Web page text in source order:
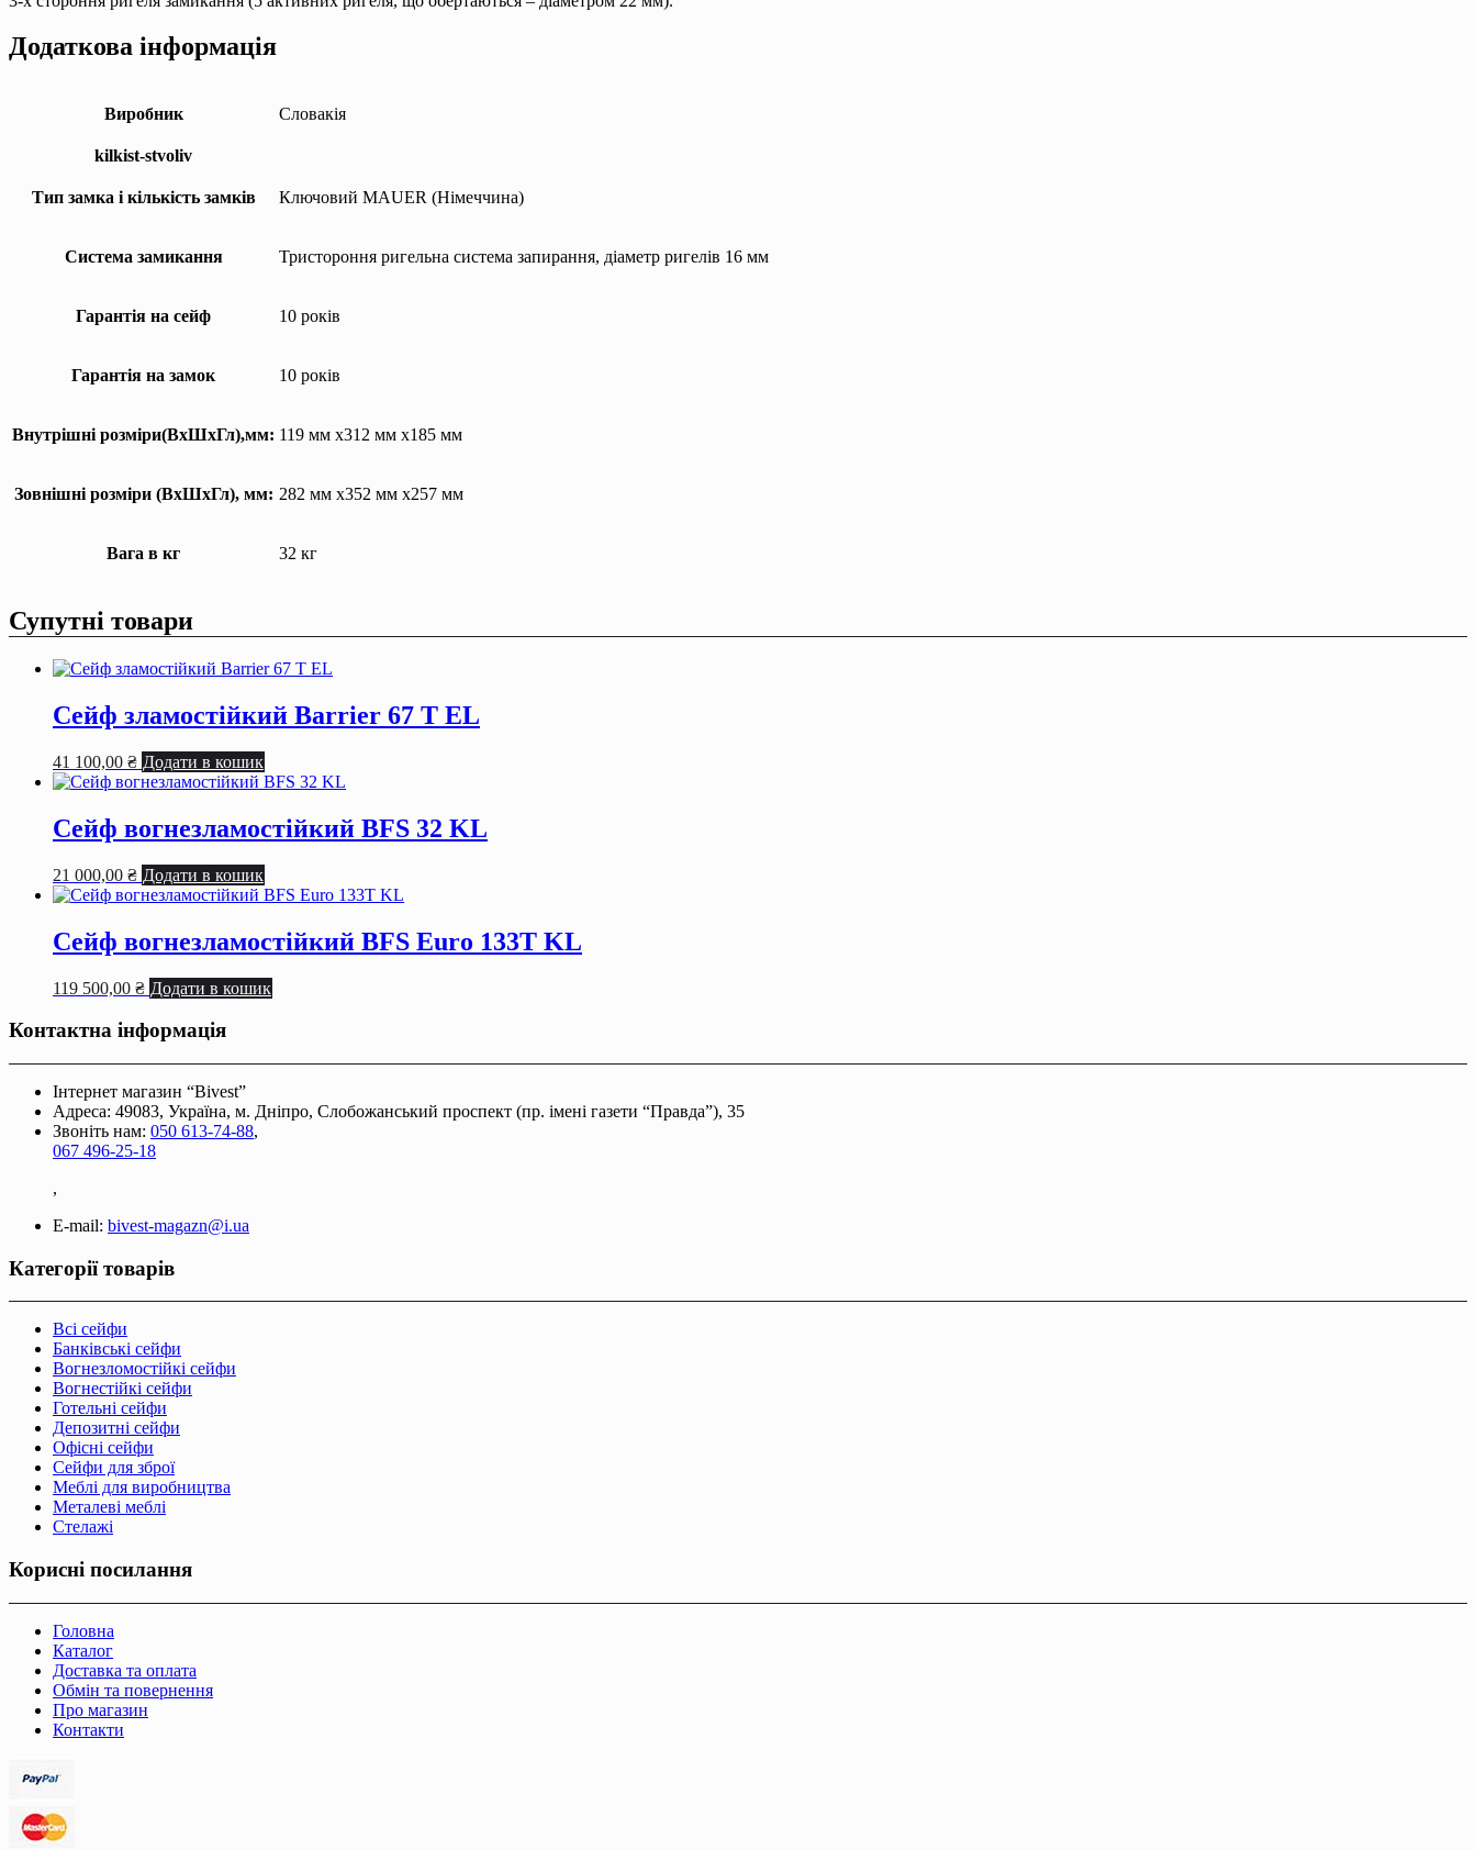
Додаткова інформація
Виробник Словакія
kilkist-stvoliv
Тип замка і кількість замків Ключовий MAUER (Німеччина)
Система замикання Тристороння ригельна система запирання, діаметр ригелів 16 мм
Гарантія на сейф 10 років
Гарантія на замок 10 років
Внутрішні розміри(ВхШхГл),мм: 119 мм x312 мм x185 мм
Зовнішні розміри (ВхШхГл), мм: 282 мм x352 мм x257 мм
Вага в кг 32 кг
Супутні товари
Сейф зламостійкий Barrier 67 T EL
41 100,00 ₴ Додати в кошик
Сейф вогнезламостійкий BFS 32 KL
21 000,00 ₴ Додати в кошик
Сейф вогнезламостійкий BFS Euro 133T KL
119 500,00 ₴ Додати в кошик
Контактна інформація
Інтернет магазин “Bivest”
Адреса: 49083, Україна, м. Дніпро, Слобожанський проспект (пр. імені газети “Правда”), 35
Звоніть нам: 050 613-74-88,
067 496-25-18
,
E-mail: bivest-magazn@i.ua
Категорії товарів
Всі сейфи
Банківські сейфи
Вогнезломостійкі сейфи
Вогнестійкі сейфи
Готельні сейфи
Депозитні сейфи
Офісні сейфи
Сейфи для зброї
Меблі для виробництва
Металеві меблі
Стелажі
Корисні посилання
Головна
Каталог
Доставка та оплата
Обмін та повернення
Про магазин
Контакти